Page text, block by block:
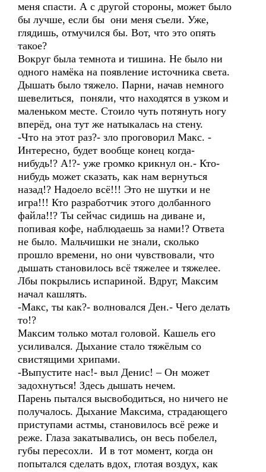
меня спасти. А с другой стороны, может было
бы лучше, если бы они меня съели. Уже,
глядишь, отмучился бы. Вот, что это опять
такое?
Вокруг была темнота и тишина. Не было ни
одного намёка на появление источника света.
Дышать было тяжело. Парни, начав немного
шевелиться, поняли, что находятся в узком и
маленьком месте. Стоило чуть потянуть ногу
вперёд, она тут же натыкалась на стену.
-Что на этот раз?- зло проговорил Макс. -
Интересно, будет вообще конец когда-
нибудь!? А!?- уже громко крикнул он.- Кто-
нибудь может сказать, как нам вернуться
назад!? Надоело всё!!! Это не шутки и не
игра!!! Кто разработчик этого долбанного
файла!!? Ты сейчас сидишь на диване и,
попивая кофе, наблюдаешь за нами!? Ответа
не было. Мальчишки не знали, сколько
прошло времени, но они чувствовали, что
дышать становилось всё тяжелее и тяжелее.
Лбы покрылись испариной. Вдруг, Максим
начал кашлять.
-Макс, ты как?- волновался Ден.- Чего делать
то!?
Максим только мотал головой. Кашель его
усиливался. Дыхание стало тяжёлым со
свистящими хрипами.
-Выпустите нас!- выл Денис! – Он может
задохнуться! Здесь дышать нечем.
Парень пытался высвободиться, но ничего не
получалось. Дыхание Максима, страдающего
приступами астмы, становилось всё реже и
реже. Глаза закатывались, он весь побелел,
губы пересохли. И в тот момент, когда он
попытался сделать вдох, глотая воздух, как